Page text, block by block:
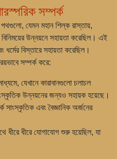
সম্পর্ক
যেমন মহান শিল্ক রাস্তায়,
উন্নয়নে সহায়তা করেছিল। এই
বিস্তারে সহায়তা করেছিল।
সম্পর্ক করে:
যেখানে কারাবানগুলো চলাচল
উন্নয়নের জন্যও সহায়ক হয়েছে।
সাংস্কৃতিক এবং বৈজ্ঞানিক অর্জনের
ধীরে ধীরে যোগাযোগ শুরু হয়েছিল, যা